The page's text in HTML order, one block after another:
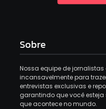
Sobre
Nossa equipe de
incansavelmente para
entrevistas exclusivas e
garantindo que você
que acontece no mundo.